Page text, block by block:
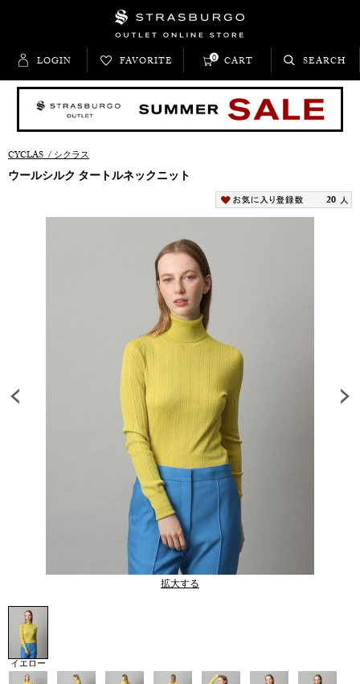
LOGIN FAVORITE CART
0 SEARCH
CYCLAS/シクラス
ウールシルク タートルネックニット
20
拡大する
イエロー